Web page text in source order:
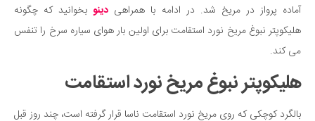
بیماری و درمان
کودک و مادر
ورزش و تندرستی
روانشناسی
آماده پرواز در مریخ شد. در ادامه با همراهی دینوبخوانید که چگونه
هلیکوپتر نبوغ مریخ نورد استقامت برای اولین بار هوای سیاره سرخ را تنفس
می کند.
هلیکوپتر نبوغ مریخ نورد استقامت
بالگرد کوچکی که روی مریخ نورد استقامت ناسا قرار گرفته است، چند روز قبل